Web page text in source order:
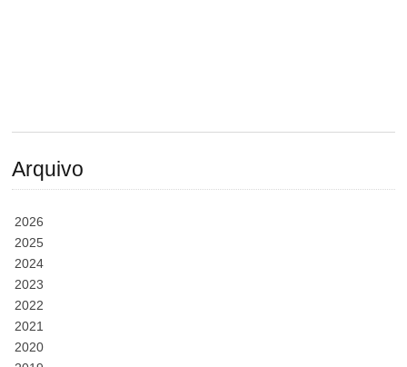
Arquivo
2026
2025
2024
2023
2022
2021
2020